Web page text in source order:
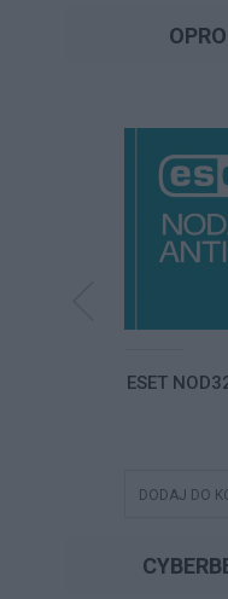
ESET
DODAJ DO